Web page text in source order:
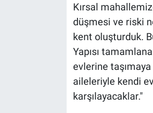
Kırsal
düşmesi ve riski
kent oluşturduk.
Yapısı
evlerine taşımaya
aileleriyle kendi
karşılayacaklar."